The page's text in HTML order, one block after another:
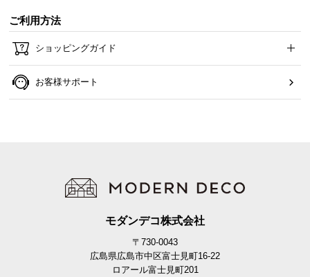
ご利用方法
ショッピングガイド
お客様サポート
モダンデコ株式会社
〒730-0043
広島県広島市中区富士見町16-22
ロアール富士見町201